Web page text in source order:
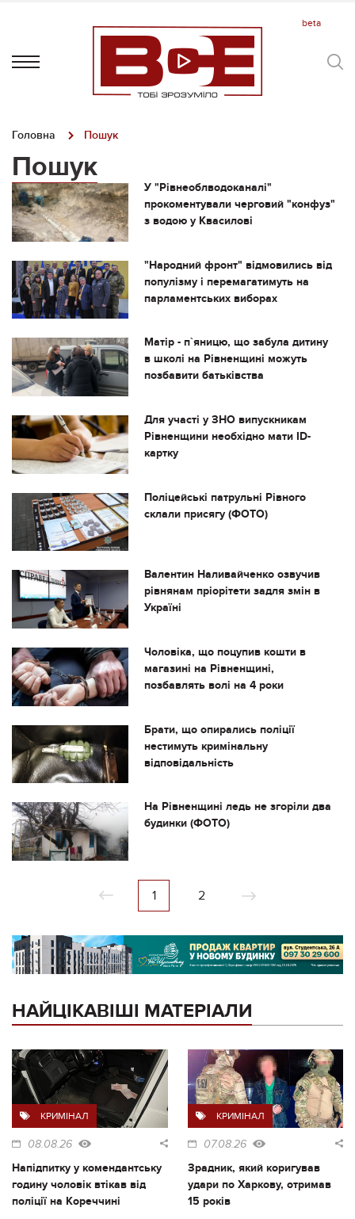
Головна Пошук
Пошук
У "Рівнеоблводоканалі"
прокоментували черговий "конфуз"
з водою у Квасилові
"Народний фронт" відмовились від
популізму і перемагатимуть на
парламентських виборах
Матір - п`яницю, що забула дитину
в школі на Рівненщині можуть
позбавити батьківства
Для участі у ЗНО випускникам
Рівненщини необхідно мати ID-
картку
Поліцейські патрульні Рівного
склали присягу (ФОТО)
Валентин Наливайченко озвучив
рівнянам пріорітети задля змін в
Україні
Чоловіка, що поцупив кошти в
магазині на Рівненщині,
позбавлять волі на 4 роки
Брати, що опирались поліції
нестимуть кримінальну
відповідальність
На Рівненщині ледь не згоріли два
будинки (ФОТО)
1 2
НАЙЦІКАВІШІ МАТЕРІАЛИ
КРИМІНАЛ
08.08.26
Напідпитку у комендантську
годину чоловік втікав від
поліції на Кореччині
КРИМІНАЛ
07.08.26
Зрадник, який коригував
удари по Харкову, отримав
15 років